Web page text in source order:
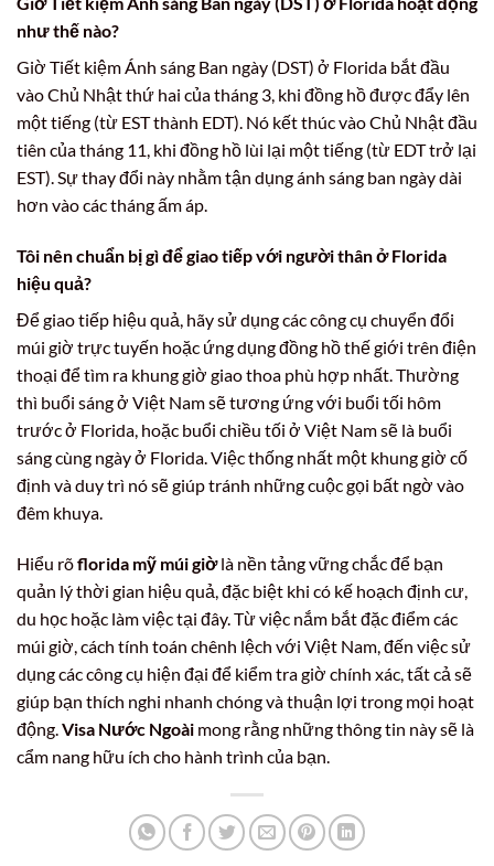
như thế nào?
Giờ Tiết kiệm Ánh sáng Ban ngày (DST) ở Florida bắt đầu
vào Chủ Nhật thứ hai của tháng 3, khi đồng hồ được đẩy lên
một tiếng (từ EST thành EDT). Nó kết thúc vào Chủ Nhật đầu
tiên của tháng 11, khi đồng hồ lùi lại một tiếng (từ EDT trở lại
EST). Sự thay đổi này nhằm tận dụng ánh sáng ban ngày dài
hơn vào các tháng ấm áp.
Tôi nên chuẩn bị gì để giao tiếp với người thân ở Florida
hiệu quả?
Để giao tiếp hiệu quả, hãy sử dụng các công cụ chuyển đổi
múi giờ trực tuyến hoặc ứng dụng đồng hồ thế giới trên điện
thoại để tìm ra khung giờ giao thoa phù hợp nhất. Thường
thì buổi sáng ở Việt Nam sẽ tương ứng với buổi tối hôm
trước ở Florida, hoặc buổi chiều tối ở Việt Nam sẽ là buổi
sáng cùng ngày ở Florida. Việc thống nhất một khung giờ cố
định và duy trì nó sẽ giúp tránh những cuộc gọi bất ngờ vào
đêm khuya.
Hiểu rõflorida mỹ múi giờlà nền tảng vững chắc để bạn
quản lý thời gian hiệu quả, đặc biệt khi có kế hoạch định cư,
du học hoặc làm việc tại đây. Từ việc nắm bắt đặc điểm các
múi giờ, cách tính toán chênh lệch với Việt Nam, đến việc sử
dụng các công cụ hiện đại để kiểm tra giờ chính xác, tất cả sẽ
giúp bạn thích nghi nhanh chóng và thuận lợi trong mọi hoạt
động. Visa Nước Ngoài mong rằng những thông tin này sẽ là
cẩm nang hữu ích cho hành trình của bạn.